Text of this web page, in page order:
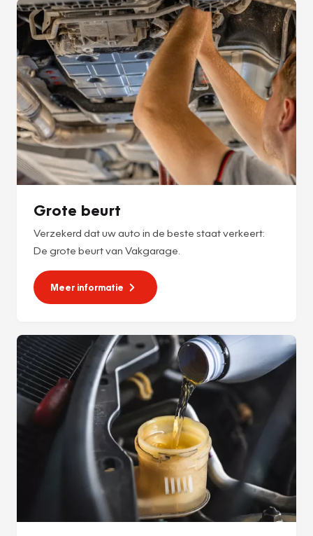
Grote beurt
Verzekerd dat uw auto in de beste staat verkeert:
De grote beurt van Vakgarage.
Meer informatie